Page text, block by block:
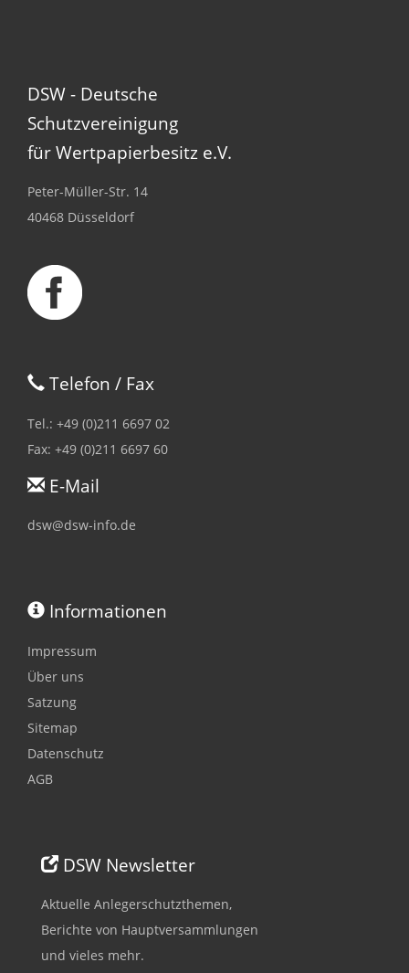
DSW - Deutsche
Schutzvereinigung
für Wertpapierbesitz e.V.
Peter-Müller-Str. 14
40468 Düsseldorf
Telefon / Fax
Tel.: +49 (0)211 6697 02
Fax: +49 (0)211 6697 60
E-Mail
dsw@dsw-info.de
Informationen
Impressum
Über uns
Satzung
Sitemap
Datenschutz
AGB
DSW Newsletter
Aktuelle Anlegerschutzthemen,
Berichte von Hauptversammlungen
und vieles mehr.